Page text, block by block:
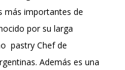
más importantes de
por su larga
pastry Chef de
Además es una